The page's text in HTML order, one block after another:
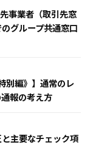
事業者（取引先窓
グループ共通窓口
別編》】通常のレ
報の考え方
主要なチェック項